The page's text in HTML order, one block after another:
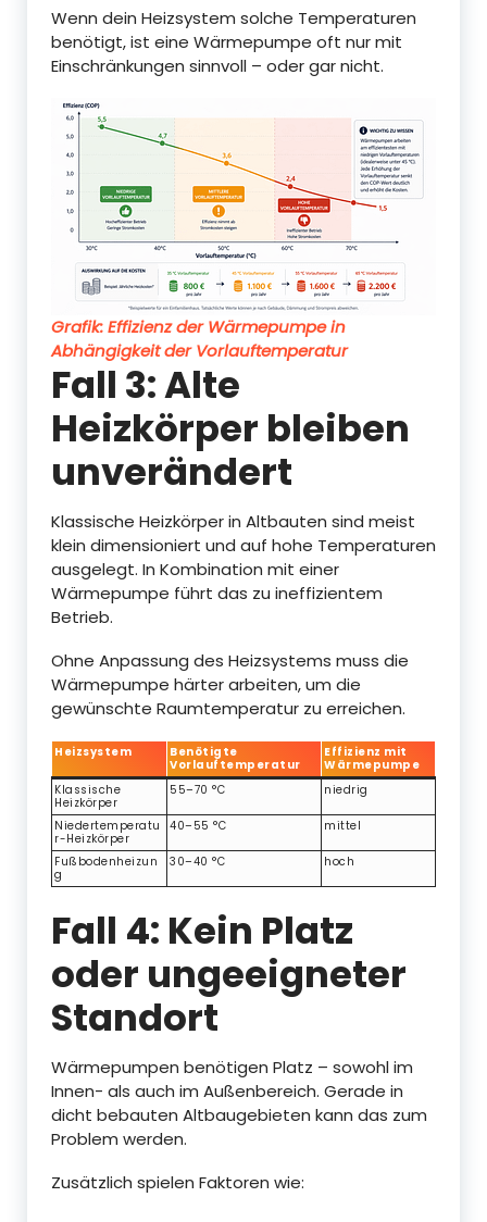
Wenn dein Heizsystem solche Temperaturen
benötigt, ist eine Wärmepumpe oft nur mit
Einschränkungen sinnvoll – oder gar nicht.
Grafik: Effizienz der Wärmepumpe in
Abhängigkeit der Vorlauftemperatur
Fall 3: Alte
Heizkörper bleiben
unverändert
Klassische Heizkörper in Altbauten sind meist
klein dimensioniert und auf hohe Temperaturen
ausgelegt. In Kombination mit einer
Wärmepumpe führt das zu ineffizientem
Betrieb.
Ohne Anpassung des Heizsystems muss die
Wärmepumpe härter arbeiten, um die
gewünschte Raumtemperatur zu erreichen.
Heizsystem
Benötigte
Vorlauftemperatur
Effizienz mit
Wärmepumpe
Klassische
Heizkörper
55–70 °C niedrig
Niedertemperatu
r-Heizkörper
40–55 °C mittel
Fußbodenheizun
g
30–40 °C hoch
Fall 4: Kein Platz
oder ungeeigneter
Standort
Wärmepumpen benötigen Platz – sowohl im
Innen- als auch im Außenbereich. Gerade in
dicht bebauten Altbaugebieten kann das zum
Problem werden.
Zusätzlich spielen Faktoren wie: